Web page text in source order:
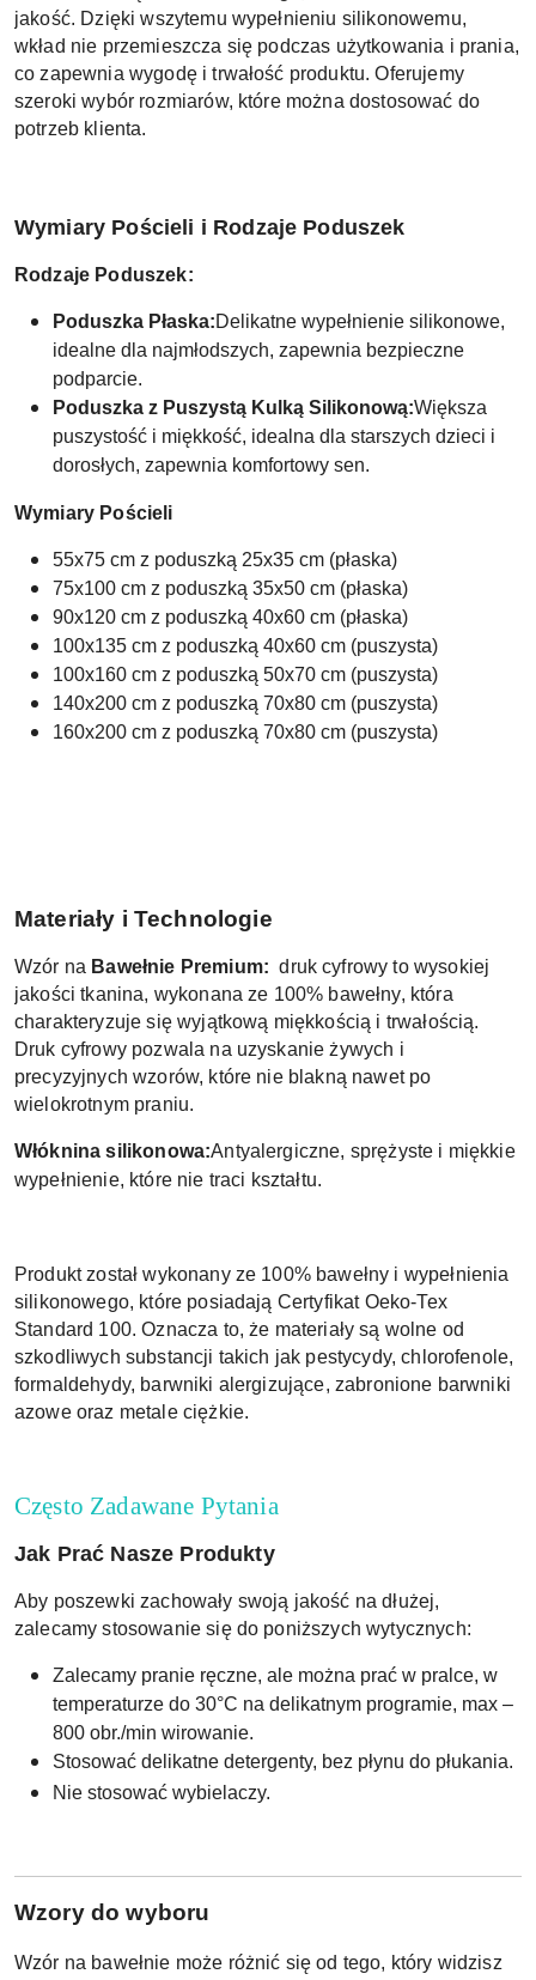
jakość. Dzięki wszytemu wypełnieniu silikonowemu,
wkład nie przemieszcza się podczas użytkowania i prania,
co zapewnia wygodę i trwałość produktu. Oferujemy
szeroki wybór rozmiarów, które można dostosować do
potrzeb klienta.
Wymiary Pościeli i Rodzaje Poduszek
Rodzaje Poduszek:
Poduszka Płaska:Delikatne wypełnienie silikonowe,
idealne dla najmłodszych, zapewnia bezpieczne
podparcie.
Poduszka z Puszystą Kulką Silikonową:Większa
puszystość i miękkość, idealna dla starszych dzieci i
dorosłych, zapewnia komfortowy sen.
Wymiary Pościeli
55x75 cm z poduszką 25x35 cm (płaska)
75x100 cm z poduszką 35x50 cm (płaska)
90x120 cm z poduszką 40x60 cm (płaska)
100x135 cm z poduszką 40x60 cm (puszysta)
100x160 cm z poduszką 50x70 cm (puszysta)
140x200 cm z poduszką 70x80 cm (puszysta)
160x200 cm z poduszką 70x80 cm (puszysta)
Materiały i Technologie
Wzór na Bawełnie Premium: druk cyfrowy to wysokiej
jakości tkanina, wykonana ze 100% bawełny, która
charakteryzuje się wyjątkową miękkością i trwałością.
Druk cyfrowy pozwala na uzyskanie żywych i
precyzyjnych wzorów, które nie blakną nawet po
wielokrotnym praniu.
Włóknina silikonowa:Antyalergiczne, sprężyste i miękkie
wypełnienie, które nie traci kształtu.
Produkt został wykonany ze 100% bawełny i wypełnienia
silikonowego, które posiadają Certyfikat Oeko-Tex
Standard 100. Oznacza to, że materiały są wolne od
szkodliwych substancji takich jak pestycydy, chlorofenole,
formaldehydy, barwniki alergizujące, zabronione barwniki
azowe oraz metale ciężkie.
Często Zadawane Pytania
Jak Prać Nasze Produkty
Aby poszewki zachowały swoją jakość na dłużej,
zalecamy stosowanie się do poniższych wytycznych:
Zalecamy pranie ręczne, ale można prać w pralce, w
temperaturze do 30°C na delikatnym programie, max –
800 obr./min wirowanie.
Stosować delikatne detergenty, bez płynu do płukania.
Nie stosować wybielaczy.
Wzory do wyboru
Wzór na bawełnie może różnić się od tego, który widzisz